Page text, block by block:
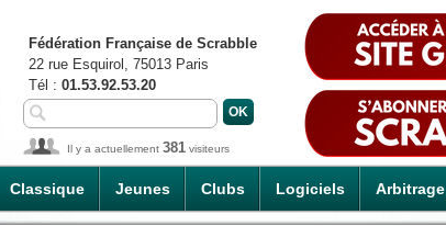
Classique Jeunes Clubs Logiciels Arbitrage
Fédération Française de Scrabble
22 rue Esquirol, 75013 Paris
Tél : 01.53.92.53.20
Il y a actuellement 381 visiteurs